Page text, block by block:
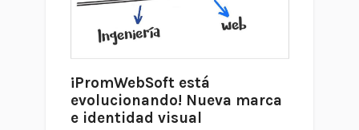
¡PromWebSoft está
evolucionando! Nueva marca
e identidad visual